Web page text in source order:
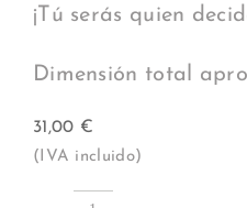
¡Tú serás quien
Dimensión total
31,00 €
(IVA incluido)